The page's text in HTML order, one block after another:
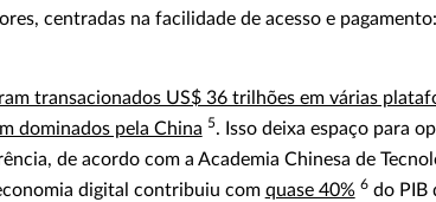
centradas na facilidade de acesso e pagamento:
transacionados US$ 36 trilhões em várias
dominados pela China 5. Isso deixa espaço para
de acordo com a Academia Chinesa de
digital contribuiu com quase 40% 6do PIB